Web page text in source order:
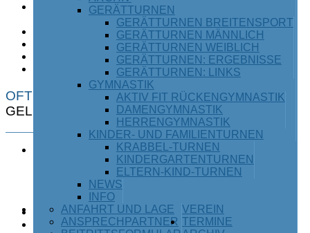
GERÄTTURNEN
GERÄTTURNEN BREITENSPORT
GERÄTTURNEN MÄNNLICH
GERÄTTURNEN WEIBLICH
GERÄTTURNEN: ERGEBNISSE
GERÄTTURNEN: LINKS
GYMNASTIK
AKTIV FIT RÜCKENGYMNASTIK
DAMENGYMNASTIK
HERRENGYMNASTIK
KINDER- UND FAMILIENTURNEN
KRABBEL-TURNEN
KINDERGARTENTURNEN
ELTERN-KIND-TURNEN
NEWS
INFO
VEREIN
ANFAHRT UND LAGE
ANSPRECHPARTNER TERMINE
Snowboard
OFT
GELESEN
Straßenlauf
Mehrkampfserie